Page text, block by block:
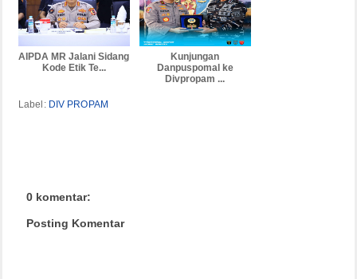
AIPDA MR Jalani Sidang
Kode Etik Te...
Kunjungan
Danpuspomal ke
Divpropam ...
Label: DIV PROPAM
0 komentar:
Posting Komentar